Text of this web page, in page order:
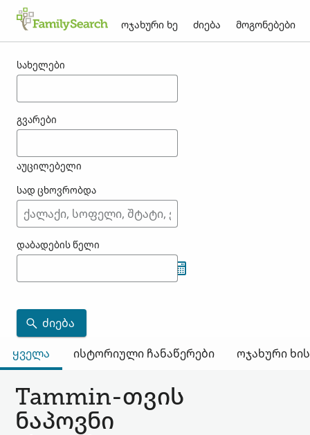
ოჯახური ხე ძიება მოგონებები
სახელები
გვარები
აუცილებელი
სად ცხოვრობდა
დაბადების წელი
ᲫᲘᲔᲑᲐ
ყველა
ისტორიული ჩანაწერები ოჯახური
Tammin-თვის
ნაპოვნი